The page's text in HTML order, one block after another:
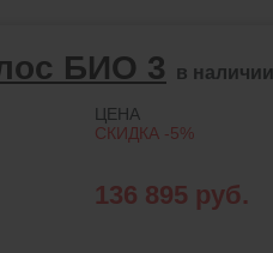
БИО 3 в наличии
ЦЕНА
СКИДКА -5%
136 895 руб.